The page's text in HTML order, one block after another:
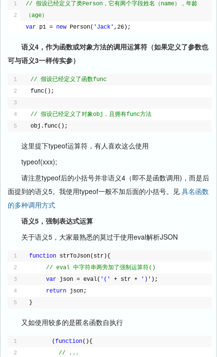
1
2
// 假设已经定义了类Person，它有两个字段姓名（name），年龄
（age）
var p1 = new Person( 'Jack' ,26);
语义4，作为函数或对象方法的调用运算符（如果定义了参数也
可与语义3一样传实参）
1
2
3
4
5
// 假设已经定义了函数func
func();
// 假设已经定义了对象obj，且拥有func方法
obj.func();
这里提下typeof运算符，有人喜欢这么使用
typeof(xxx);
请注意typeof后的小括号并非语义4（即不是函数调用)，而是后
面提到的语义5。我使用typeof一般不加后面的小括号。见 具名函数
的多种调用方式
语义5，强制表达式运算
关于语义5，大家最熟悉的莫过于使用eval解析JSON
1
2
3
4
5
function strToJson(str){
// eval 中字符串两旁加了强制运算符()
var json = eval( '(' + str + ')' );
return json;
}
又如使用较多的是匿名函数自执行
1
2
(function(){
// ...